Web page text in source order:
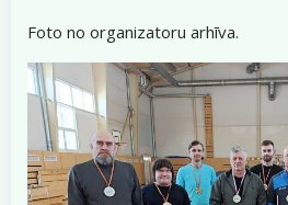
Foto no organizatoru arhīva.